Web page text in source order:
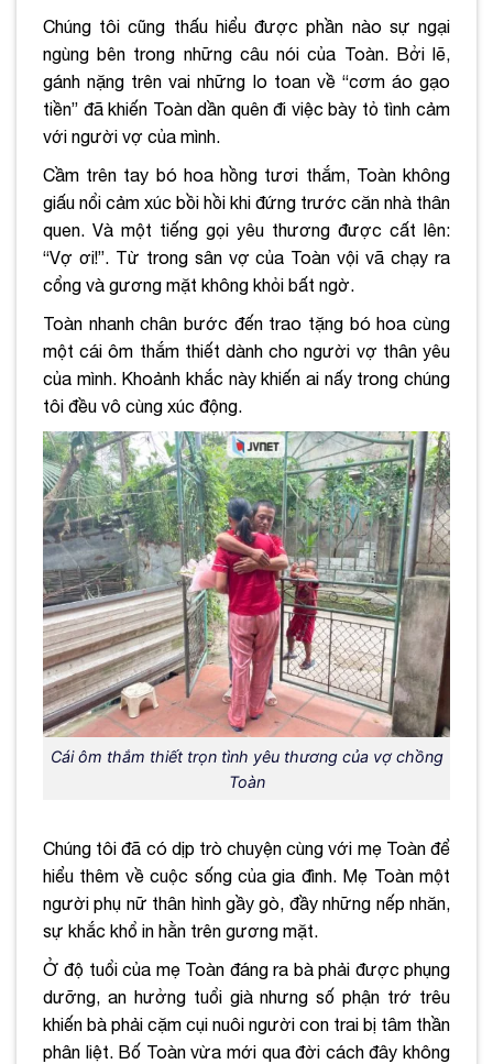
Chúng tôi cũng thấu hiểu được phần nào sự ngại
ngùng bên trong những câu nói của Toàn. Bởi lẽ,
gánh nặng trên vai những lo toan về “cơm áo gạo
tiền” đã khiến Toàn dần quên đi việc bày tỏ tình cảm
với người vợ của mình.
Cầm trên tay bó hoa hồng tươi thắm, Toàn không
giấu nổi cảm xúc bồi hồi khi đứng trước căn nhà thân
quen. Và một tiếng gọi yêu thương được cất lên:
“Vợ ơi!”. Từ trong sân vợ của Toàn vội vã chạy ra
cổng và gương mặt không khỏi bất ngờ.
Toàn nhanh chân bước đến trao tặng bó hoa cùng
một cái ôm thắm thiết dành cho người vợ thân yêu
của mình. Khoảnh khắc này khiến ai nấy trong chúng
tôi đều vô cùng xúc động.
Cái ôm thắm thiết trọn tình yêu thương của vợ chồng
Toàn
Chúng tôi đã có dịp trò chuyện cùng với mẹ Toàn để
hiểu thêm về cuộc sống của gia đình. Mẹ Toàn một
người phụ nữ thân hình gầy gò, đầy những nếp nhăn,
sự khắc khổ in hằn trên gương mặt.
Ở độ tuổi của mẹ Toàn đáng ra bà phải được phụng
dưỡng, an hưởng tuổi già nhưng số phận trớ trêu
khiến bà phải cặm cụi nuôi người con trai bị tâm thần
phân liệt. Bố Toàn vừa mới qua đời cách đây không